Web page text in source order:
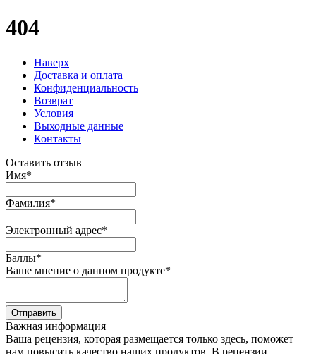
404
Наверх
Доставка и оплата
Конфиденциальность
Возврат
Условия
Выходные данные
Контакты
Оставить отзыв
Имя*
Фамилия*
Электронный адрес*
Баллы*
Ваше мнение о данном продукте*
Отправить
Важная информация
Ваша рецензия, которая размещается только здесь, поможет
нам повысить качество наших продуктов. В рецензии